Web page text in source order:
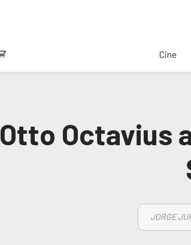
Cine
Otto Octavius
JORGE